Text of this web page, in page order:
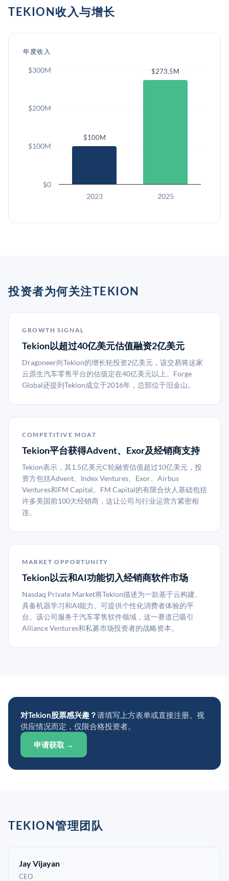
TEKION收入与增长
年度收入
$100M
$273.5M
2023 2025
$0
$100M
$200M
$300M
投资者为何关注TEKION
GROWTH SIGNAL
Tekion以超过40亿美元估值融资2亿美元
Dragoneer向Tekion的增长轮投资2亿美元，该交易将这家
云原生汽车零售平台的估值定在40亿美元以上。Forge
Global还提到Tekion成立于2016年，总部位于旧金山。
COMPETITIVE MOAT
Tekion平台获得Advent、Exor及经销商支持
Tekion表示，其1.5亿美元C轮融资估值超过10亿美元，投
资方包括Advent、Index Ventures、Exor、Airbus
Ventures和FM Capital。FM Capital的有限合伙人基础包括
许多美国前100大经销商，这让公司与行业运营方紧密相
连。
MARKET OPPORTUNITY
Tekion以云和AI功能切入经销商软件市场
Nasdaq Private Market将Tekion描述为一款基于云构建、
具备机器学习和AI能力、可提供个性化消费者体验的平
台。该公司服务于汽车零售软件领域，这一赛道已吸引
Alliance Ventures和私募市场投资者的战略资本。
对Tekion股票感兴趣？请填写上方表单或直接注册。视
供应情况而定，仅限合格投资者。
申请获取 →
TEKION管理团队
Jay Vijayan
CEO